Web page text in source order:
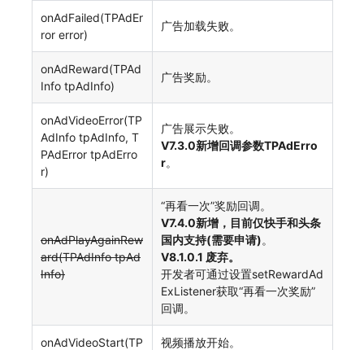
onAdFailed(TPAdEr
ror error)
广告加载失败。
onAdReward(TPAd
Info tpAdInfo)
广告奖励。
onAdVideoError(TP
AdInfo tpAdInfo, T
PAdError tpAdErro
r)
广告展示失败。
V7.3.0新增回调参数TPAdErro
r。
onAdPlayAgainRew
ard(TPAdInfo tpAd
Info)
“再看一次”奖励回调。
V7.4.0新增，目前仅快手和头条
国内支持(需要申请)。
V8.1.0.1 废弃。
开发者可通过设置setRewardAd
ExListener获取“再看一次奖励”
回调。
onAdVideoStart(TP
视频播放开始。